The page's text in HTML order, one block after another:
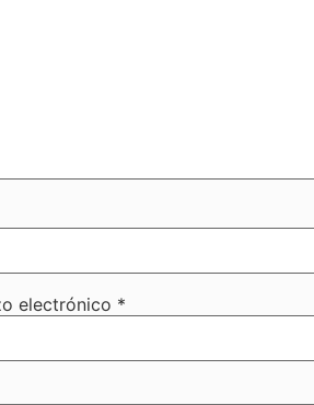
electrónico *